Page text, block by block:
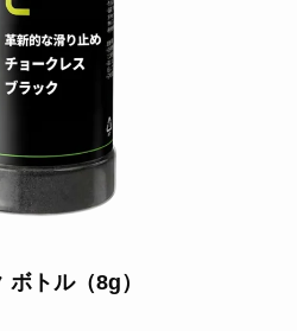
ボトル（8g）